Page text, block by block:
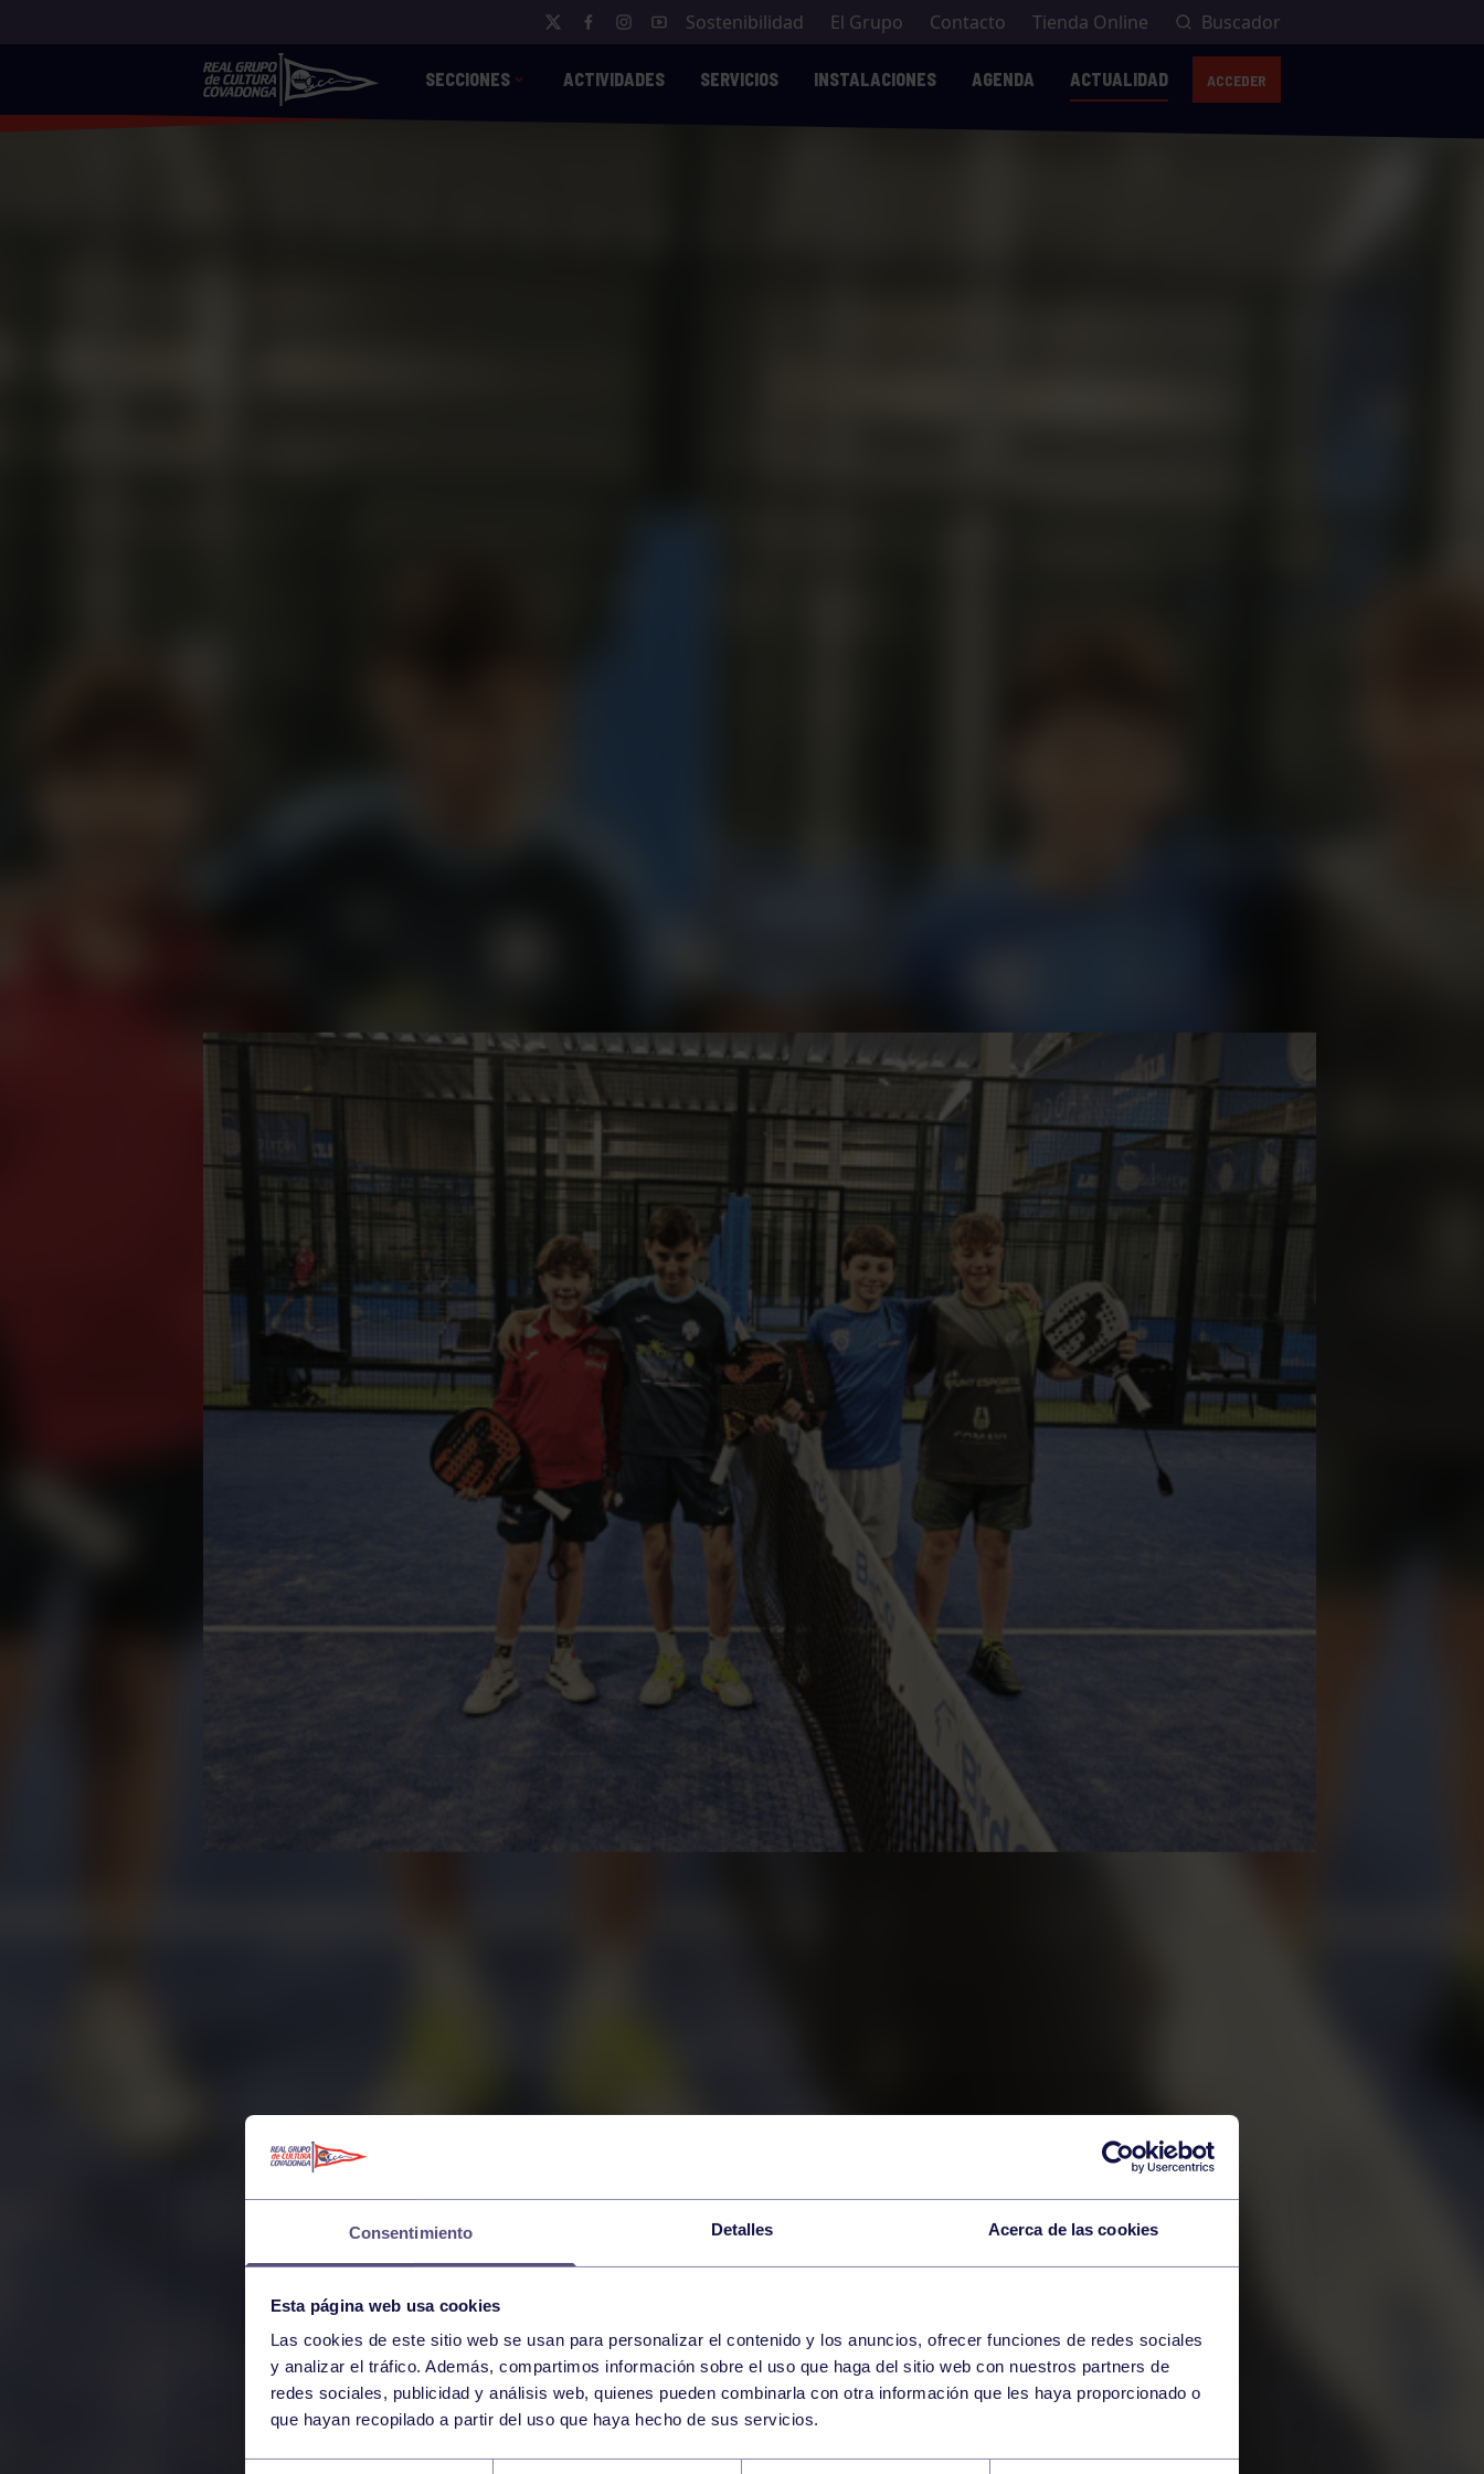
Consentimiento Detalles Acerca de las cookies
Esta página web usa cookies
Las cookies de este sitio web se usan para personalizar el contenido y los anuncios, ofrecer funciones de redes sociales
y analizar el tráfico. Además, compartimos información sobre el uso que haga del sitio web con nuestros partners de
redes sociales, publicidad y análisis web, quienes pueden combinarla con otra información que les haya proporcionado o
que hayan recopilado a partir del uso que haya hecho de sus servicios.
Sostenibilidad El Grupo Contacto Tienda Online Buscador
SECCIONES ACTIVIDADES SERVICIOS INSTALACIONES AGENDA ACTUALIDAD ACCEDER